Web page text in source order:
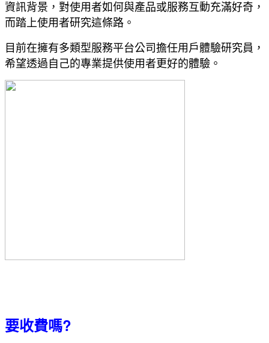
資訊背景，對使用者如何與產品或服務互動充滿好奇，
而踏上使用者研究這條路。
目前在擁有多類型服務平台公司擔任用戶體驗研究員，
希望透過自己的專業提供使用者更好的體驗。
要收費嗎?